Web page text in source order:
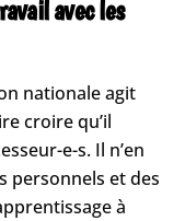
avec les
nationale agit
croire qu’il
e-s. Il n’en
personnels et des
à